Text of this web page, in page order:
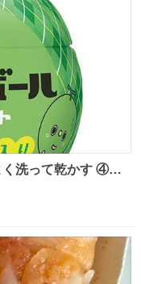
洗って乾かす ④か